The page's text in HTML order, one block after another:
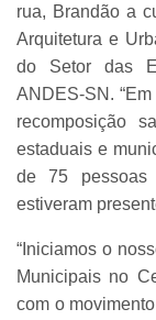
rua, Brandão a
Arquitetura e
do Setor das
ANDES-SN.
recomposição
estaduais e
de 75 pessoas
estiveram
“Iniciamos o
Municipais no
com o